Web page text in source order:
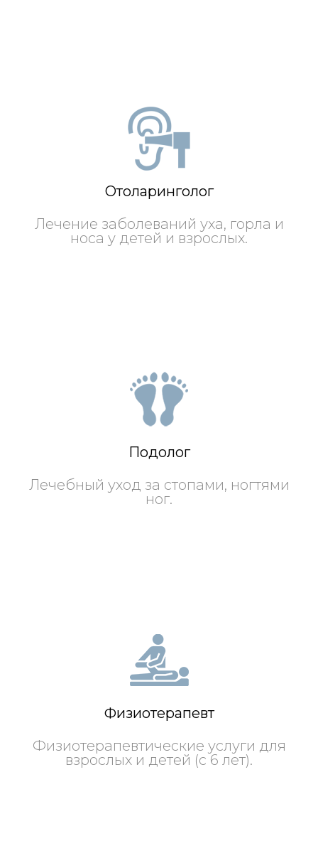
Отоларинголог
Лечение заболеваний уха, горла и
носа у детей и взрослых.
Подолог
Лечебный уход за стопами, ногтями
ног.
Физиотерапевт
Физиотерапевтические услуги для
взрослых и детей (с 6 лет).